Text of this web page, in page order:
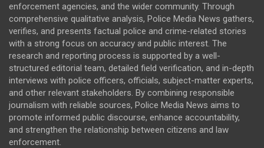
enforcement agencies, and the wider community. Through
comprehensive qualitative analysis, Police Media News gathers,
verifies, and presents factual police and crime-related stories
with a strong focus on accuracy and public interest. The
research and reporting process is supported by a well-
structured editorial team, detailed field verification, and in-depth
interviews with police officers, officials, subject-matter experts,
and other relevant stakeholders. By combining responsible
journalism with reliable sources, Police Media News aims to
promote informed public discourse, enhance accountability,
and strengthen the relationship between citizens and law
enforcement.